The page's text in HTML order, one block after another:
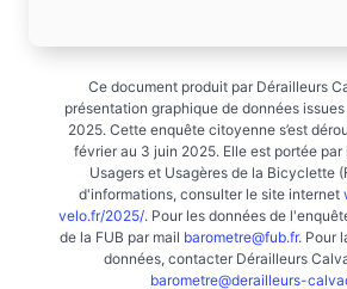
Ce document produit par Dérailleurs
présentation graphique de données
2025. Cette enquête citoyenne s’est
février au 3 juin 2025. Elle est portée par
Usagers et Usagères de la Bicyclette
d'informations, consulter le site internet
velo.fr/2025/. Pour les données de
de la FUB par mail barometre@fub.fr. Pour
données, contacter Dérailleurs
barometre@derailleurs-